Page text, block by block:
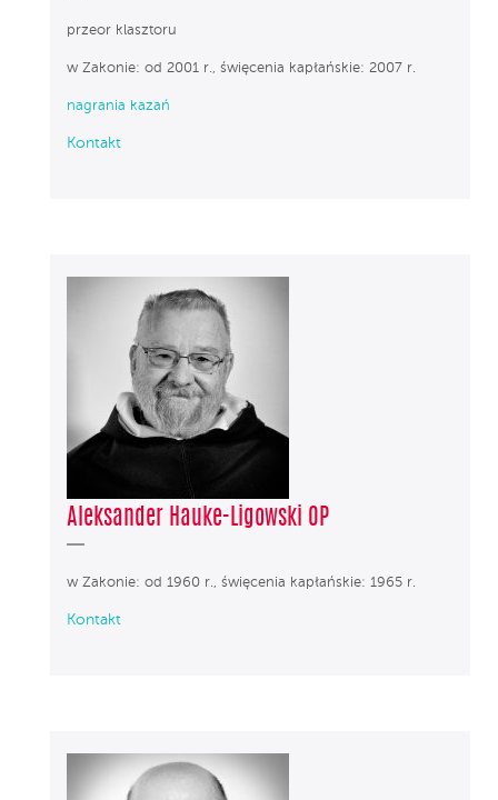
przeor klasztoru
w Zakonie: od 2001 r., święcenia kapłańskie: 2007 r.
nagrania kazań
Kontakt
Aleksander Hauke-Ligowski OP
w Zakonie: od 1960 r., święcenia kapłańskie: 1965 r.
Kontakt